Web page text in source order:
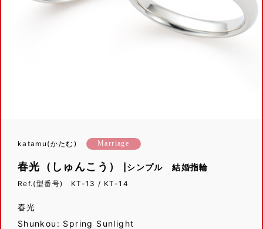
katamu(かたむ) Marriage
春光（しゅんこう） |シンプル 結婚指輪
Ref.(型番号) KT-13 / KT-14
春光
Shunkou: Spring Sunlight